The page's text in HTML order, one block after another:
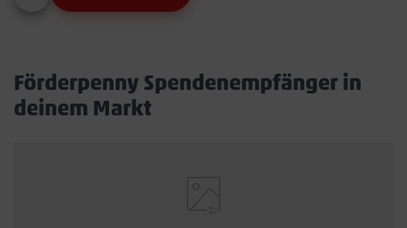
Förderpenny Spendenempfänger in
deinem Markt